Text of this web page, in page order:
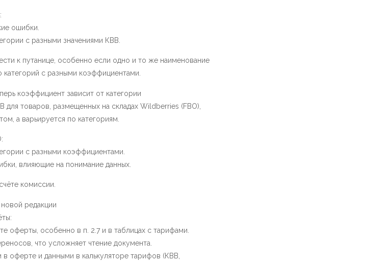
ошибки.
с разными значениями КВВ.
к путанице, особенно если одно и то же наименование
категорий с разными коэффициентами.
коэффициент зависит от категории
для товаров, размещенных на складах Wildberries (FBO),
а варьируется по категориям.
с разными коэффициентами.
влияющие на понимание данных.
комиссии.
редакции
оферты, особенно в п. 2.7 и в таблицах с тарифами.
что усложняет чтение документа.
оферте и данными в калькуляторе тарифов (КВВ,